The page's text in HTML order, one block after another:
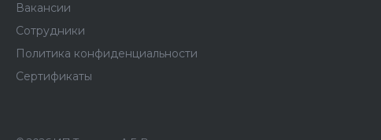
Вакансии
Сотрудники
Политика конфиденциальности
Сертификаты